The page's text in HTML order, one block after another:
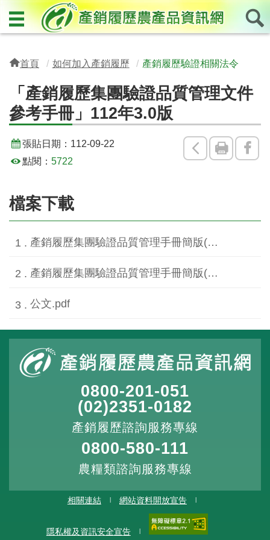
首頁 如何加入產銷履歷 產銷履歷驗證相關法令
「產銷履歷集團驗證品質管理文件
參考手冊」112年3.0版
回
頁
友
印
張貼日期： 112-09-22
點閱：5722
檔案下載
產銷履歷集團驗證品質管理手冊簡版(3.0版)公告[pdf格式].pdf
產銷履歷集團驗證品質管理手冊簡版(3.0版)公告[odt格式].odt
公文.pdf
0800-201-051
(02)2351-0182
產銷履歷諮詢服務專線
0800-580-111
農糧類諮詢服務專線
相關連結 網站資料開放宣告
隱私權及資訊安全宣告